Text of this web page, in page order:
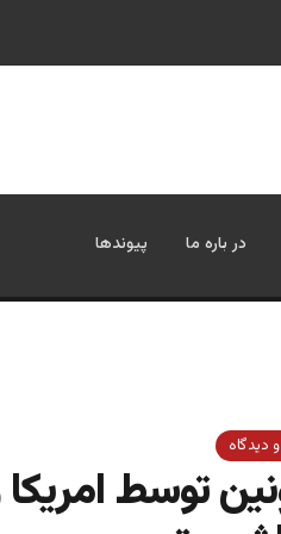
در باره ما پیوندها
دیدگاه
توسط